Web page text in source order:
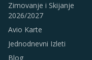
Zimovanje i Skijanje
2026/2027
Avio Karte
Jednodnevni Izleti
Blog